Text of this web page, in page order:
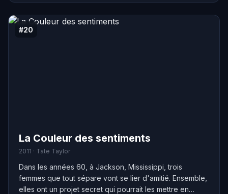
souvenirs du passé et confronté à un avenir incertain,
Maverick devra faire face à ses pires peurs et prendre
des décisions qui demanderont de grands sacrifices.
#20
La Couleur des sentiments
2011 · Tate Taylor
Dans les années 60, à Jackson, Mississippi, trois
femmes que tout sépare vont se lier d'amitié. Ensemble,
elles ont un projet secret qui pourrait les mettre en